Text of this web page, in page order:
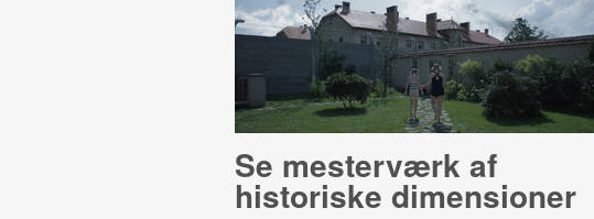
Se mesterværk af
historiske dimensioner